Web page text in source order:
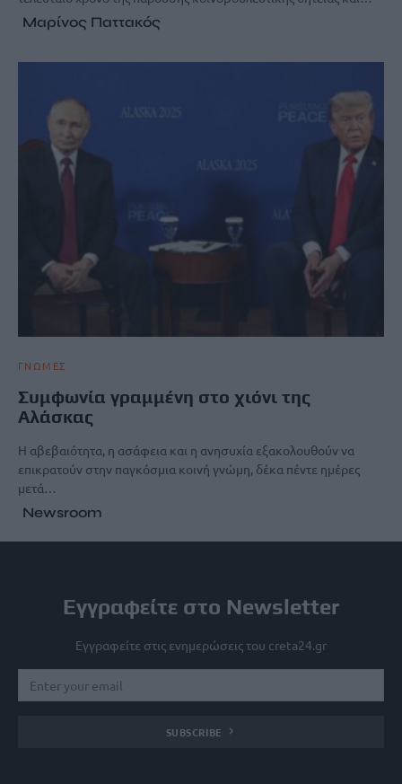
Μαρίνος Παττακός
ΓΝΩΜΕΣ
Συμφωνία γραμμένη στο χιόνι της
Αλάσκας
Η αβεβαιότητα, η ασάφεια και η ανησυχία εξακολουθούν να
επικρατούν στην παγκόσμια κοινή γνώμη, δέκα πέντε ημέρες
μετά…
Newsroom
Εγγραφείτε στο Newsletter
Εγγραφείτε στις ενημερώσεις του creta24.gr
SUBSCRIBE